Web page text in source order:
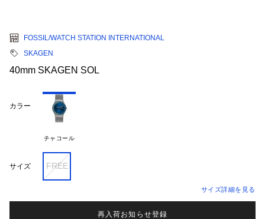
FOSSIL/WATCH STATION INTERNATIONAL
SKAGEN
40mm SKAGEN SOL
カラー
チャコール
サイズ FREE
サイズ詳細を見る
再入荷お知らせ登録